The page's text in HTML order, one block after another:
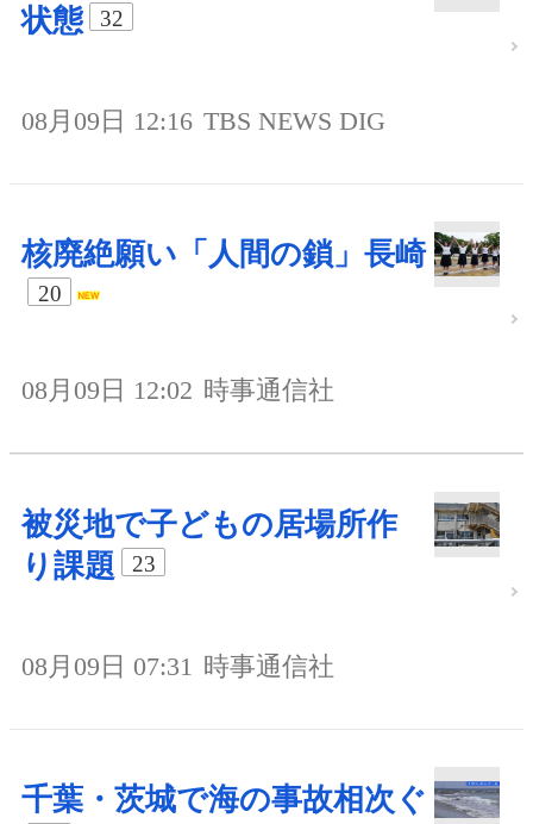
状態
32
08月09日 12:16 TBS NEWS DIG
核廃絶願い「人間の鎖」長崎
20
08月09日 12:02 時事通信社
被災地で子どもの居場所作
り課題
23
08月09日 07:31 時事通信社
千葉・茨城で海の事故相次ぐ